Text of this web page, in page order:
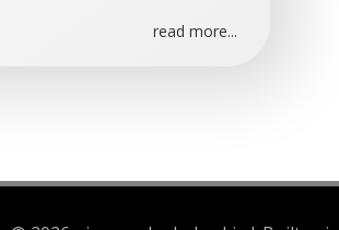
read more...